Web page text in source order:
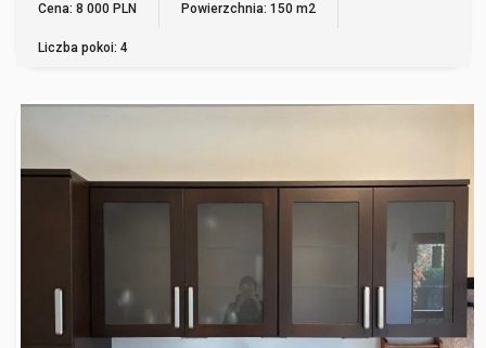
Cena: 8 000 PLN Powierzchnia: 150 m2
Liczba pokoi: 4